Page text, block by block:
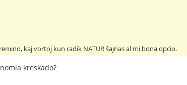
kaj vortoj kun radik NATUR ŝajnas al mi bona opcio.
kreskado?